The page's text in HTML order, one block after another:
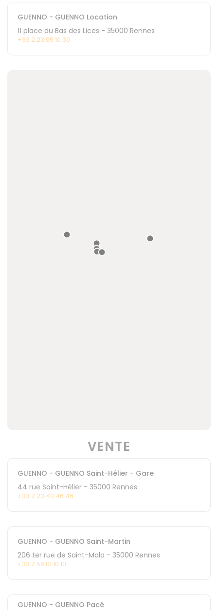
GUENNO - GUENNO Location
11 place du Bas des Lices - 35000 Rennes
+33 2 23 05 10 30
VENTE
GUENNO - GUENNO Saint-Hélier - Gare
44 rue Saint-Hélier - 35000 Rennes
+33 2 23 40 46 46
GUENNO - GUENNO Saint-Martin
206 ter rue de Saint-Malo - 35000 Rennes
+33 2 56 01 10 10
GUENNO - GUENNO Pacé